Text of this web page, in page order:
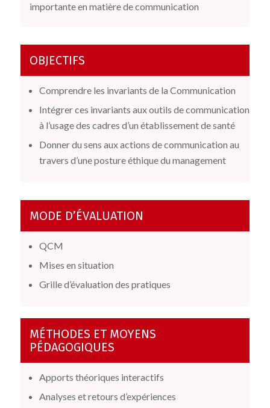
importante en matière de communication
OBJECTIFS
Comprendre les invariants de la Communication
Intégrer ces invariants aux outils de communication
à l’usage des cadres d’un établissement de santé
Donner du sens aux actions de communication au
travers d’une posture éthique du management
MODE D’ÉVALUATION
QCM
Mises en situation
Grille d’évaluation des pratiques
MÉTHODES ET MOYENS
PÉDAGOGIQUES
Apports théoriques interactifs
Analyses et retours d’expériences